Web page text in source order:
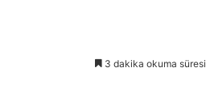
3 dakika okuma süresi